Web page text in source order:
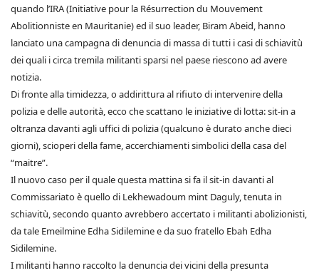
quando l’IRA (Initiative pour la Résurrection du Mouvement
Abolitionniste en Mauritanie) ed il suo leader, Biram Abeid, hanno
lanciato una campagna di denuncia di massa di tutti i casi di schiavitù
dei quali i circa tremila militanti sparsi nel paese riescono ad avere
notizia.
Di fronte alla timidezza, o addirittura al rifiuto di intervenire della
polizia e delle autorità, ecco che scattano le iniziative di lotta: sit-in a
oltranza davanti agli uffici di polizia (qualcuno è durato anche dieci
giorni), scioperi della fame, accerchiamenti simbolici della casa del
“maitre”.
Il nuovo caso per il quale questa mattina si fa il sit-in davanti al
Commissariato è quello di Lekhewadoum mint Daguly, tenuta in
schiavitù, secondo quanto avrebbero accertato i militanti abolizionisti,
da tale Emeilmine Edha Sidilemine e da suo fratello Ebah Edha
Sidilemine.
I militanti hanno raccolto la denuncia dei vicini della presunta